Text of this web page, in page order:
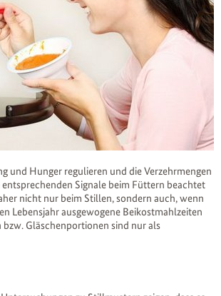
und Hunger regulieren und die Verzehrmengen
Signale beim Füttern beachtet
nicht nur beim Stillen, sondern auch, wenn
Lebensjahr ausgewogene Beikostmahlzeiten
Gläschenportionen sind nur als